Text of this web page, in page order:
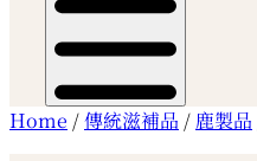
Home /傳統滋補品 / 鹿製品